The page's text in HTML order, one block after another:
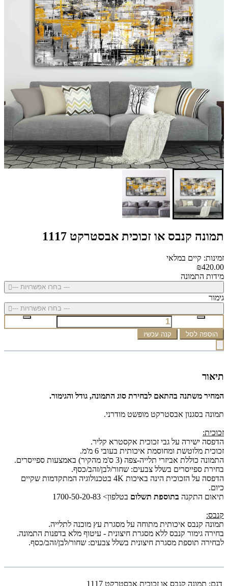
תמונה קנבס או זכוכית אבסטרקט 1117
זמינות: קיים במלאי
₪420.00
מידות התמונה
--- בחרו אפשרויות ---
גימור
--- בחרו אפשרויות ---
הוספה לסל קנה עכשיו
תיאור
המחיר משתנה בהתאם לבחירת סוג התמונה, גודל והגימור.
תמונה בסגנון אבסטרקט מופשט מודרני.
זכוכית:
הדפסה ישירה על גבי זכוכית אקסטרא קליר.
זכוכית מלוטשת ומחוסמת איכותית בעובי 6 מ'מ.
התמונה כוללת אביזרי תלייה-צפה (3 ס'מ מהקיר) באמצעות ספייסרים.
בחירת ספייסרים בשלל צבעים: שחור/לבן/זהב/כסף.
הדפסה על הזכוכית הינה באיכות 4K בטכנולוגיה המתקדמות שקיים
כיום.
תיאום התקנה בתוספת תשלום בטלפון> 1700-50-20-83
קנבס:
תמונה קנבס איכותית מתוחה על מסגרת עץ מוכנה לתלייה.
בחירה גימור קנבס ללא מסגרת חיצונית - עיטוף מלא בדפנות התמונה.
לבחירה תוספת מסגרת חיצונית בשלל צבעים: שחור/לבן/זהב/כסף.
דגם: תמונה קנבס או זכוכית אבסטרקט 1117